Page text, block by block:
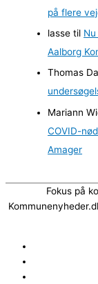
på flere
lasse til
Aalborg
Thomas
Mariann
COVID-
Amager
Fokus på